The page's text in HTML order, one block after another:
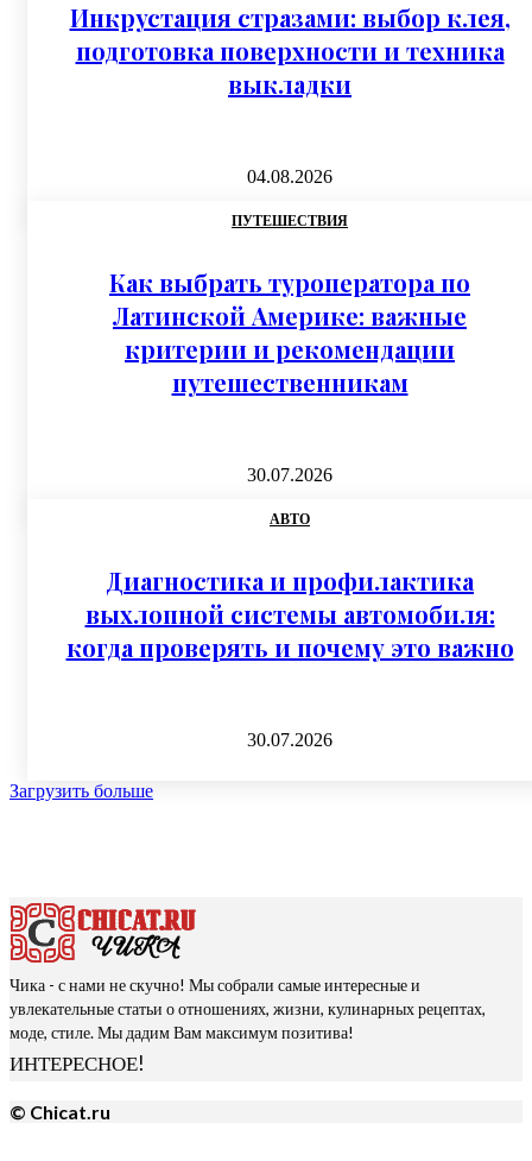
Инкрустация стразами: выбор клея,
подготовка поверхности и техника
выкладки
04.08.2026
ПУТЕШЕСТВИЯ
Как выбрать туроператора по
Латинской Америке: важные
критерии и рекомендации
путешественникам
30.07.2026
АВТО
Диагностика и профилактика
выхлопной системы автомобиля:
когда проверять и почему это важно
30.07.2026
Загрузить больше
Чика - с нами не скучно! Мы собрали самые интересные и
увлекательные статьи о отношениях, жизни, кулинарных рецептах,
моде, стиле. Мы дадим Вам максимум позитива!
ИНТЕРЕСНОЕ!
© Chicat.ru